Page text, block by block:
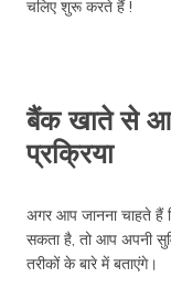
चलिए शुरू करते हैं !
बैंक खाते से
प्रक्रिया
अगर आप जानना चाहते हैं
सकता है, तो आप अपनी
तरीकों के बारे में बताएंगे।